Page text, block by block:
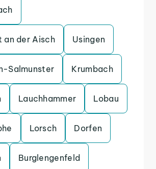
an der Aisch Usingen
Salmunster Krumbach
Lauchhammer Lobau
Lorsch Dorfen
Burglengenfeld